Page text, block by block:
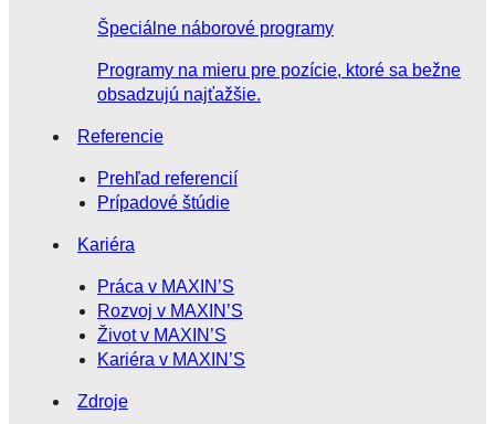
Špeciálne náborové programy
Programy na mieru pre pozície, ktoré sa bežne
obsadzujú najťažšie.
Referencie
Prehľad referencií
Prípadové štúdie
Kariéra
Práca v MAXIN’S
Rozvoj v MAXIN’S
Život v MAXIN’S
Kariéra v MAXIN’S
Zdroje